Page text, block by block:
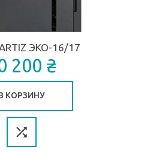
ЭКО-16/17
200 ₴
КОРЗИНУ